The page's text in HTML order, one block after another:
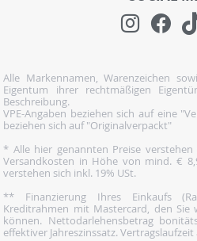
Alle Markennamen, Warenzeichen
Eigentum ihrer rechtmäßigen
Beschreibung.
VPE-Angaben beziehen sich auf eine
beziehen sich auf "Originalverpackt"
* Alle hier genannten Preise
Versandkosten in Höhe von mind. €
verstehen sich inkl. 19% USt.
** Finanzierung Ihres Einkaufs
Kreditrahmen mit Mastercard, den
können. Nettodarlehensbetrag
effektiver Jahreszinssatz.